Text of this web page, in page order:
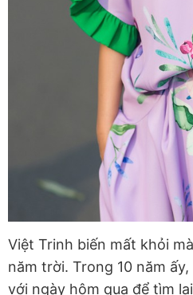
Việt Trinh biến mất khỏi
năm trời. Trong 10 năm
với ngày hôm qua để tìm